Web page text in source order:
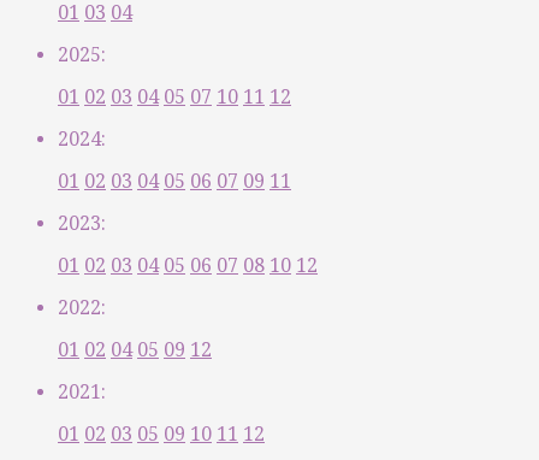
01 03 04
2025:
01 02 03 04 05 07 10 11 12
2024:
01 02 03 04 05 06 07 09 11
2023:
01 02 03 04 05 06 07 08 10 12
2022:
01 02 04 05 09 12
2021:
01 02 03 05 09 10 11 12